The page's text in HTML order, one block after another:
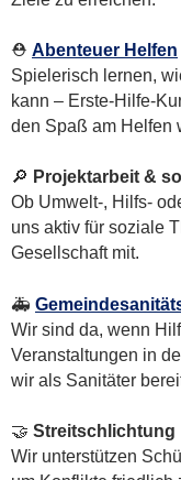
⛑ Abenteuer Helfen
Spielerisch lernen,
kann – Erste-Hilfe-
den Spaß am Helfen
🔎 Projektarbeit &
Ob Umwelt-, Hilfs-
uns aktiv für soziale
Gesellschaft mit.
🚑
Wir sind da, wenn
Veranstaltungen in
wir als Sanitäter
🤝 Streitschlichtung
Wir unterstützen